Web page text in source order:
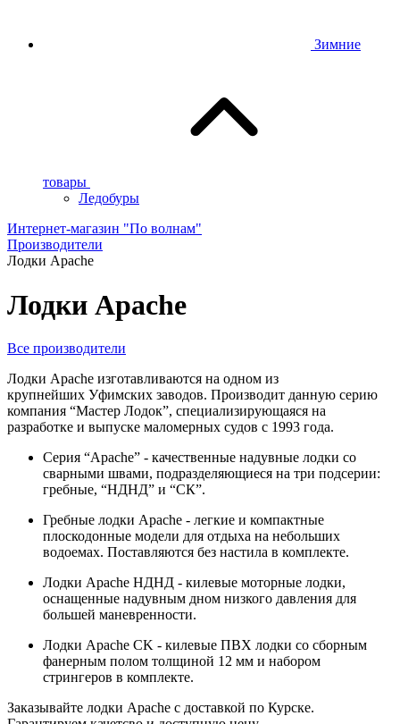
Зимние
товары
Ледобуры
Интернет-магазин "По волнам"
Производители
Лодки Apache
Лодки Apache
Все производители
Лодки Apache изготавливаются на одном из
крупнейших Уфимских заводов. Производит данную серию
компания “Мастер Лодок”, специализирующаяся на
разработке и выпуске маломерных судов с 1993 года.
Серия “Apache” - качественные надувные лодки со
сварными швами, подразделяющиеся на три подсерии:
гребные, “НДНД” и “СК”.
Гребные лодки Apache - легкие и компактные
плоскодонные модели для отдыха на небольших
водоемах. Поставляются без настила в комплекте.
Лодки Apache НДНД - килевые моторные лодки,
оснащенные надувным дном низкого давления для
большей маневренности.
Лодки Apache CK - килевые ПВХ лодки со сборным
фанерным полом толщиной 12 мм и набором
стрингеров в комплекте.
Заказывайте лодки Apache с доставкой по Курске.